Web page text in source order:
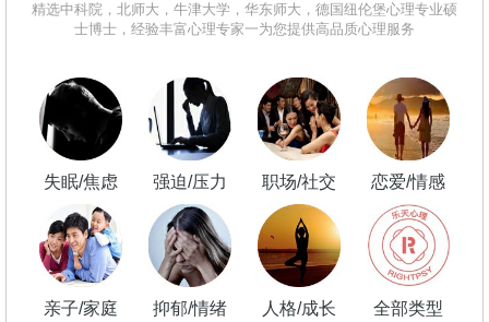
精选中科院，北师大，牛津大学，华东师大，德国纽伦堡心理专业硕
士博士，经验丰富心理专家一为您提供高品质心理服务
失眠/焦虑 强迫/压力 职场/社交 恋爱/情感
亲子/家庭 抑郁/情绪 人格/成长 全部类型